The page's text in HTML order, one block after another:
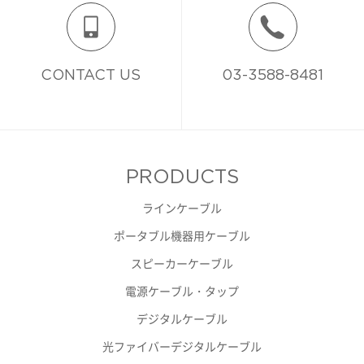
CONTACT US 03-3588-8481
PRODUCTS
ラインケーブル
ポータブル機器用ケーブル
スピーカーケーブル
電源ケーブル・タップ
デジタルケーブル
光ファイバーデジタルケーブル